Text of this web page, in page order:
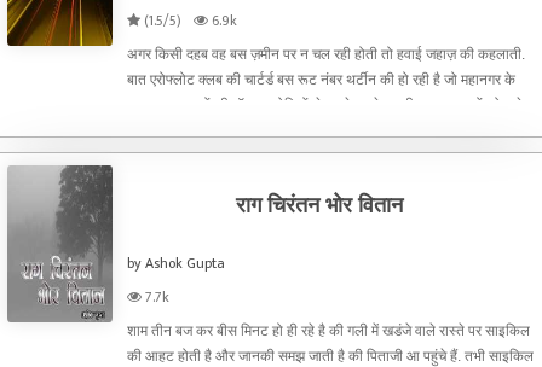
(1.5/5)
6.9k
अगर किसी दहब वह बस ज़मीन पर न चल रही होती तो हवाई जहाज़ की कहलाती.
बात एरोफ्लोट क्लब की चार्टर्ड बस रूट नंबर थर्टीन की हो रही है जो महानगर के
दूर-दराज़ इलाकों की पॉश कालोनियों से उड़ते उड़ते, दूसरी तमाम ज़न्नतों को छूते
राग चिरंतन भोर वितान
by Ashok Gupta
7.7k
शाम तीन बज कर बीस मिनट हो ही रहे है की गली में खडंजे वाले रास्ते पर साइकिल
की आहट होती है और जानकी समझ जाती है की पिताजी आ पहुंचे हैं. तभी साइकिल